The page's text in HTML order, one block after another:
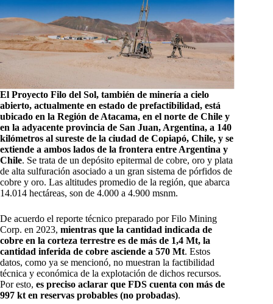
El Proyecto Filo del Sol, también de minería a cielo
abierto, actualmente en estado de prefactibilidad, está
ubicado en la Región de Atacama, en el norte de Chile y
en la adyacente provincia de San Juan, Argentina, a 140
kilómetros al sureste de la ciudad de Copiapó, Chile, y se
extiende a ambos lados de la frontera entre Argentina y
Chile. Se trata de un depósito epitermal de cobre, oro y plata
de alta sulfuración asociado a un gran sistema de pórfidos de
cobre y oro. Las altitudes promedio de la región, que abarca
14.014 hectáreas, son de 4.000 a 4.900 msnm.
De acuerdo el reporte técnico preparado por Filo Mining
Corp. en 2023, mientras que la cantidad indicada de
cobre en la corteza terrestre es de más de 1,4 Mt, la
cantidad inferida de cobre asciende a 570 Mt. Estos
datos, como ya se mencionó, no muestran la factibilidad
técnica y económica de la explotación de dichos recursos.
Por esto, es preciso aclarar que FDS cuenta con más de
997 kt en reservas probables (no probadas).